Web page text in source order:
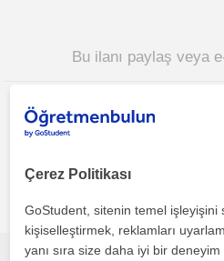
Bu ilanı paylaş veya
Çerez Politikası
GoStudent, sitenin temel işleyişini
kişiselleştirmek, reklamları
yanı sıra size daha iyi bir